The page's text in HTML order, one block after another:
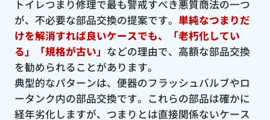
トイレつまり修理で最も警戒すべき悪質商法の一つ
が、不必要な部品交換の提案です。 単純なつまりだ
けを解消すれば良いケースでも、「老朽化してい
る」「規格が古い」 などの理由で、高額な部品交換
を勧められることがあります。
典型的なパターンは、便器のフラッシュバルブやロ
ータンク内の部品交換です。これらの部品は確かに
経年劣化しますが、つまりとは直接関係ないケース